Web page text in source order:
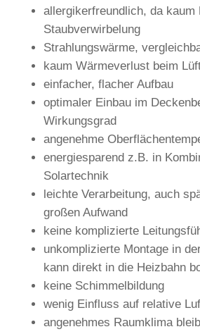
all­er­gi­ker­freund­lich, da kaum
Staubverwirbelung
Strah­lungs­wärme,
kaum Wär­me­ver­lust beim
ein­fa­cher, fla­cher Aufbau
opti­maler Einbau im
Wirkungsgrad
ange­nehme
ener­gie­spa­rend z.B. in
Solartechnik
leichte Ver­ar­bei­tung, auch
großen Aufwand
keine kom­pli­zierte
unkom­pli­zierte Mon­tage in
kann direkt in die Heiz­bahn
keine Schim­mel­bil­dung
wenig Ein­fluss auf rela­tive
ange­nehmes Raum­klima